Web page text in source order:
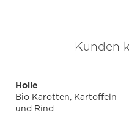
Kunden
Holle
Bio Karotten, Kartoffeln
und Rind